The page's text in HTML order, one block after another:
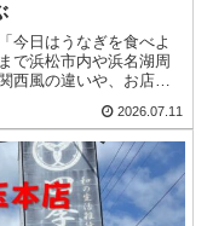
今日はうなぎを食べよ
で浜松市内や浜名湖周
西風の違いや、お店ご
2026.07.11